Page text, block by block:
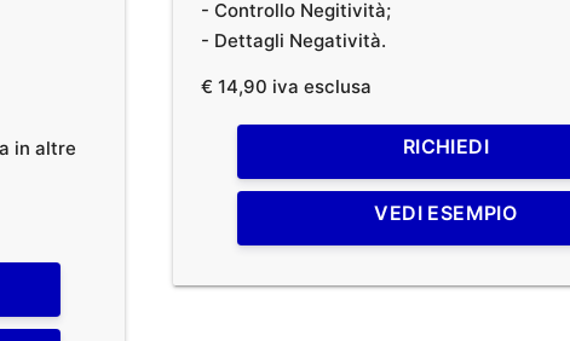
in altre
- Controllo Negitività;
- Dettagli Negatività.
€ 14,90 iva esclusa
RICHIEDI
VEDI ESEMPIO